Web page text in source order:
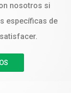
nosotros si
específicas de